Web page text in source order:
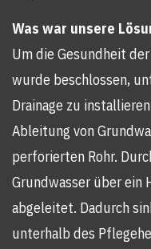
Was war unsere
Um die Gesundheit
wurde beschlossen,
Drainage zu
Ableitung von
perforierten Rohr.
Grundwasser über ein
abgeleitet. Dadurch
unterhalb des